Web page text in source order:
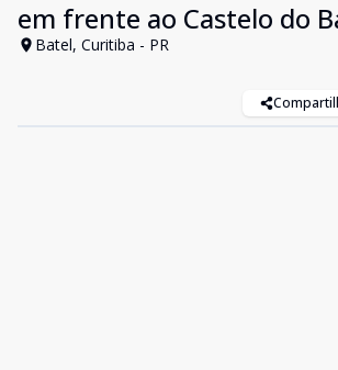
em frente ao Castelo do
Batel, Curitiba - PR